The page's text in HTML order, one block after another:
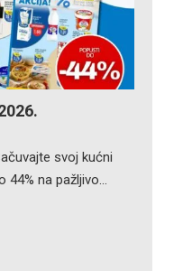
svoj kućni
na pažljivo…